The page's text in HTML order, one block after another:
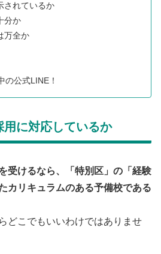
されているか
分か
万全か
の公式LINE！
に対応しているか
受けるなら、「特別区」の「経験
カリキュラムのある予備校である
どこでもいいわけではありませ